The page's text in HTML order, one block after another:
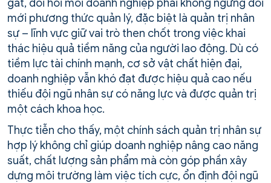
gắt, đòi hỏi mỗi doanh nghiệp phải không ngừng đổi
mới phương thức quản lý, đặc biệt là quản trị nhân
sự – lĩnh vực giữ vai trò then chốt trong việc khai
thác hiệu quả tiềm năng của người lao động. Dù có
tiềm lực tài chính mạnh, cơ sở vật chất hiện đại,
doanh nghiệp vẫn khó đạt được hiệu quả cao nếu
thiếu đội ngũ nhân sự có năng lực và được quản trị
một cách khoa học.
Thực tiễn cho thấy, một chính sách quản trị nhân sự
hợp lý không chỉ giúp doanh nghiệp nâng cao năng
suất, chất lượng sản phẩm mà còn góp phần xây
dựng môi trường làm việc tích cực, ổn định đội ngũ